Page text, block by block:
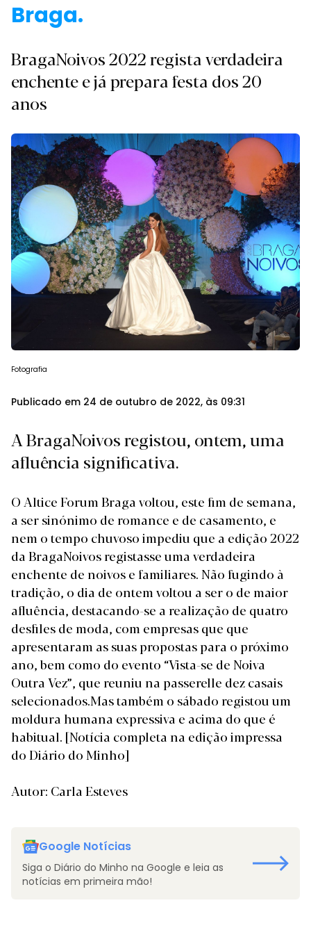
Braga.
BragaNoivos 2022 regista verdadeira
enchente e já prepara festa dos 20
anos
Fotografia
Publicado em 24 de outubro de 2022, às 09:31
A BragaNoivos registou, ontem, uma
afluência significativa.
O Altice Forum Braga voltou, este fim de semana,
a ser sinónimo de romance e de casamento, e
nem o tempo chuvoso impediu que a edição 2022
da BragaNoivos registasse uma verdadeira
enchente de noivos e familiares. Não fugindo à
tradição, o dia de ontem voltou a ser o de maior
afluência, destacando-se a realização de quatro
desfiles de moda, com empresas que que
apresentaram as suas propostas para o próximo
ano, bem como do evento “Vista-se de Noiva
Outra Vez”, que reuniu na passerelle dez casais
selecionados.Mas também o sábado registou um
moldura humana expressiva e acima do que é
habitual. [Notícia completa na edição impressa
do Diário do Minho]
Autor: Carla Esteves
Google Notícias
Siga o Diário do Minho na Google e leia as
notícias em primeira mão!